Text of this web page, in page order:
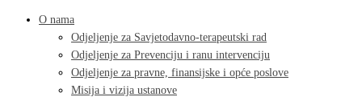
O nama
Odjeljenje za Savjetodavno-terapeutski rad
Odjeljenje za Prevenciju i ranu intervenciju
Odjeljenje za pravne, finansijske i opće poslove
Misija i vizija ustanove